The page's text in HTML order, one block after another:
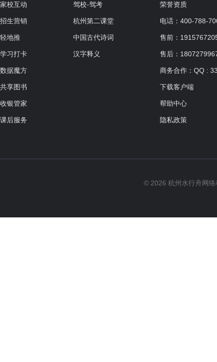
家校互动
招生营销
轻地推
学习打卡
数据魔方
共享图书
收银管家
课后服务
驾校-驾考
杭州第二课堂
中国古代诗词
汉字释义
荣誉资质
电话：400-788-
售前：
售后：
商务合作：QQ :
下载客户端
帮助中心
隐私政策
© 2026 杭州水行舟网